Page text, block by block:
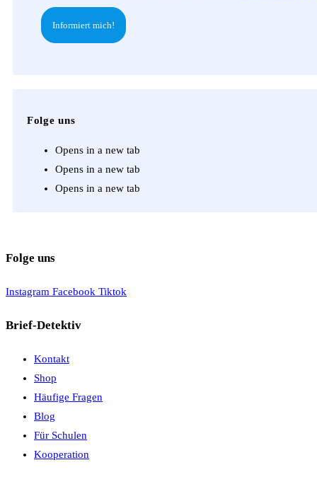
Folge uns
Opens in a new tab
Opens in a new tab
Opens in a new tab
Folge uns
Instagram Facebook Tiktok
Brief-Detektiv
Kontakt
Shop
Häufige Fragen
Blog
Für Schulen
Kooperation